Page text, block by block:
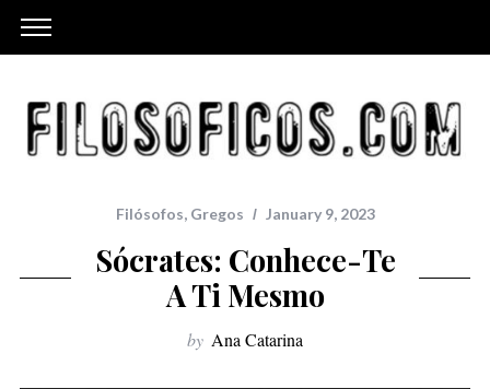
Filósofos, Gregos January 9, 2023
Sócrates: Conhece-Te
A Ti Mesmo
by Ana Catarina